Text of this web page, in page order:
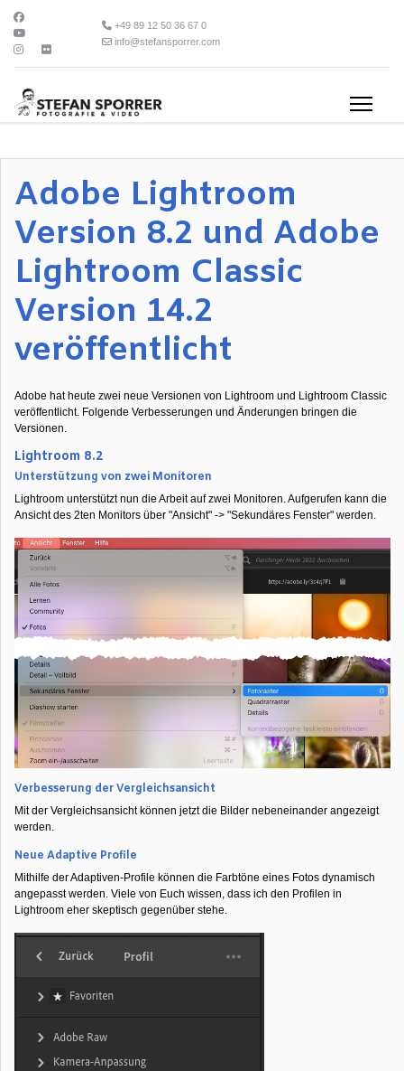
+49 89 12 50 36 67 0
info@stefansporrer.com
Adobe Lightroom
Version 8.2 und Adobe
Lightroom Classic
Version 14.2
veröffentlicht
Adobe hat heute zwei neue Versionen von Lightroom und Lightroom Classic
veröffentlicht. Folgende Verbesserungen und Änderungen bringen die
Versionen.
Lightroom 8.2
Unterstützung von zwei Monitoren
Lightroom unterstützt nun die Arbeit auf zwei Monitoren. Aufgerufen kann die
Ansicht des 2ten Monitors über "Ansicht" -> "Sekundäres Fenster" werden.
Verbesserung der Vergleichsansicht
Mit der Vergleichsansicht können jetzt die Bilder nebeneinander angezeigt
werden.
Neue Adaptive Profile
Mithilfe der Adaptiven-Profile können die Farbtöne eines Fotos dynamisch
angepasst werden. Viele von Euch wissen, dass ich den Profilen in
Lightroom eher skeptisch gegenüber stehe.